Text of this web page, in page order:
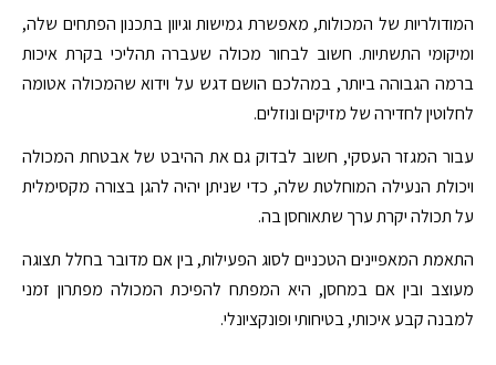
המודולריות של המכולות, מאפשרת גמישות וגיוון בתכנון הפתחים שלה,
ומיקומי התשתיות. חשוב לבחור מכולה שעברה תהליכי בקרת איכות
ברמה הגבוהה ביותר, במהלכם הושם דגש על וידוא שהמכולה אטומה
לחלוטין לחדירה של מזיקים ונוזלים.
עבור המגזר העסקי, חשוב לבדוק גם את ההיבט של אבטחת המכולה
ויכולת הנעילה המוחלטת שלה, כדי שניתן יהיה להגן בצורה מקסימלית
על תכולה יקרת ערך שתאוחסן בה.
התאמת המאפיינים הטכניים לסוג הפעילות, בין אם מדובר בחלל תצוגה
מעוצב ובין אם במחסן, היא המפתח להפיכת המכולה מפתרון זמני
למבנה קבע איכותי, בטיחותי ופונקציונלי.